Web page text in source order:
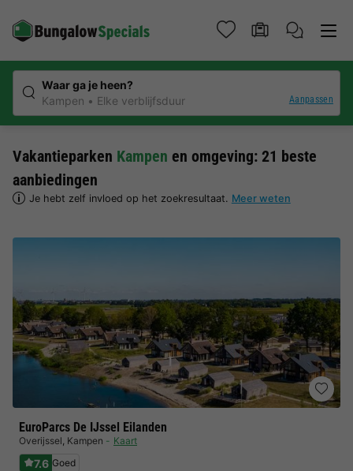
Waar ga je heen?
Kampen
Elke verblijfsduur Aanpassen
Vakantieparken Kampen en omgeving: 21 beste
aanbiedingen
Je hebt zelf invloed op het zoekresultaat. Meer weten
EuroParcs De IJssel Eilanden
Overijssel, Kampen Kaart
7.6 Goed